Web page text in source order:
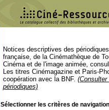
Notices descriptives des
française, de la Cinémathèque de
Cinéma et de l'image animée,
Les titres Cinémagazine et Paris-
coopération avec la BNF.
périodiques)
Sélectionner les critères de